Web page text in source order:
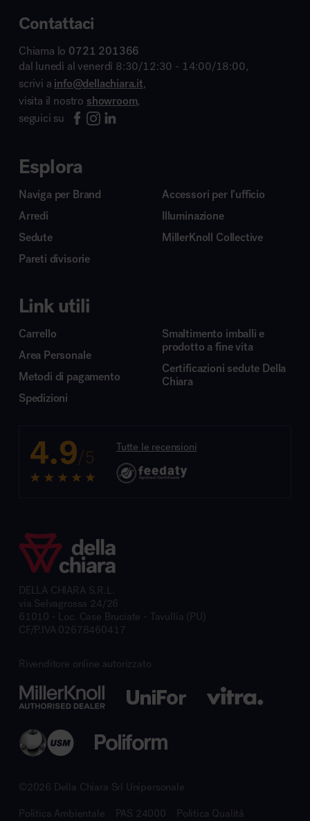
Contattaci
Chiama lo 0721 201366
dal lunedì al venerdì 8:30/12:30 - 14:00/18:00,
scrivi a info@dellachiara.it,
visita il nostro showroom,
seguici su
Esplora
Naviga per Brand
Arredi
Sedute
Pareti divisorie
Accessori per l’ufficio
Illuminazione
MillerKnoll Collective
Link utili
Carrello
Area Personale
Metodi di pagamento
Spedizioni
Smaltimento imballi e
prodotto a fine vita
Certificazioni sedute Della
Chiara
4.9/5 Tutte le recensioni
DELLA CHIARA S.R.L.
via Selvagrossa 24/26
61010 - Loc. Case Bruciate - Tavullia (PU)
CF/P.IVA 02678460417
Rivenditore online autorizzato
©2026 Della Chiara Srl Unipersonale
Politica Ambientale PAS 24000
Politica Qualità